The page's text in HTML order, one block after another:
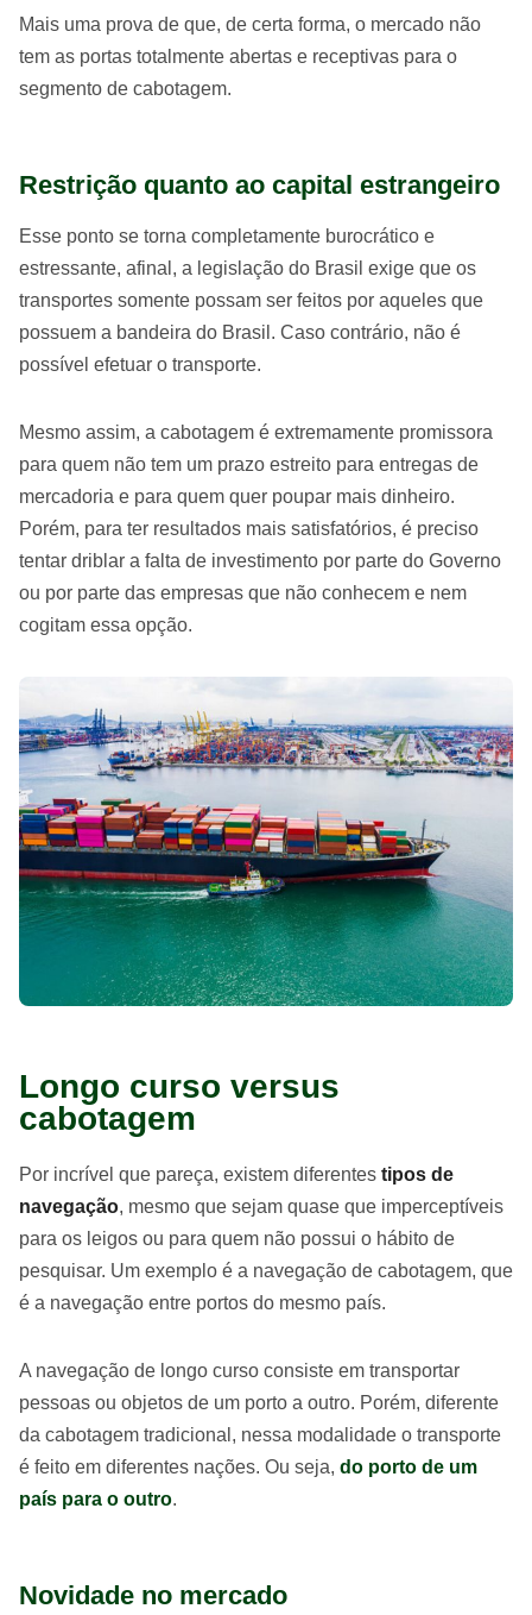
Mais uma prova de que, de certa forma, o mercado não
tem as portas totalmente abertas e receptivas para o
segmento de cabotagem.
Restrição quanto ao capital estrangeiro
Esse ponto se torna completamente burocrático e
estressante, afinal, a legislação do Brasil exige que os
transportes somente possam ser feitos por aqueles que
possuem a bandeira do Brasil. Caso contrário, não é
possível efetuar o transporte.
Mesmo assim, a cabotagem é extremamente promissora
para quem não tem um prazo estreito para entregas de
mercadoria e para quem quer poupar mais dinheiro.
Porém, para ter resultados mais satisfatórios, é preciso
tentar driblar a falta de investimento por parte do Governo
ou por parte das empresas que não conhecem e nem
cogitam essa opção.
Longo curso versus
cabotagem
Por incrível que pareça, existem diferentes tipos de
navegação, mesmo que sejam quase que imperceptíveis
para os leigos ou para quem não possui o hábito de
pesquisar. Um exemplo é a navegação de cabotagem, que
é a navegação entre portos do mesmo país.
A navegação de longo curso consiste em transportar
pessoas ou objetos de um porto a outro. Porém, diferente
da cabotagem tradicional, nessa modalidade o transporte
é feito em diferentes nações. Ou seja, do porto de um
país para o outro.
Novidade no mercado